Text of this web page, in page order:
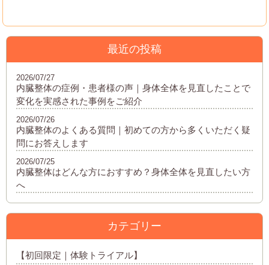
最近の投稿
内臓整体の症例・患者様の声｜身体全体を見直したことで
変化を実感された事例をご紹介
2026/07/27
内臓整体のよくある質問｜初めての方から多くいただく疑
問にお答えします
2026/07/26
内臓整体はどんな方におすすめ？身体全体を見直したい方
へ
2026/07/25
カテゴリー
【初回限定｜体験トライアル】